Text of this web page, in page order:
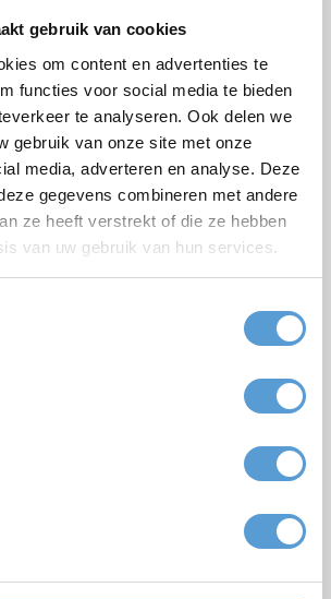
gebruik van cookies
om content en advertenties te
functies voor social media te bieden
te analyseren. Ook delen we
gebruik van onze site met onze
media, adverteren en analyse. Deze
gegevens combineren met andere
ze heeft verstrekt of die ze hebben
van uw gebruik van hun services.